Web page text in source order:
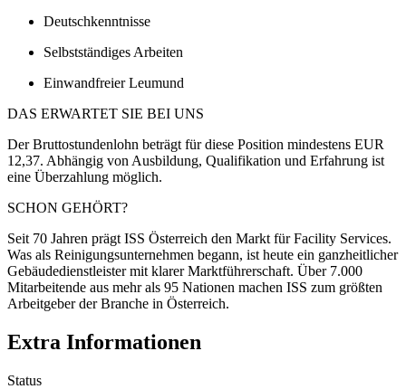
Deutschkenntnisse
Selbstständiges Arbeiten
Einwandfreier Leumund
DAS ERWARTET SIE BEI UNS
Der Bruttostundenlohn beträgt für diese Position mindestens EUR
12,37. Abhängig von Ausbildung, Qualifikation und Erfahrung ist
eine Überzahlung möglich.
SCHON GEHÖRT?
Seit 70 Jahren prägt ISS Österreich den Markt für Facility Services.
Was als Reinigungsunternehmen begann, ist heute ein ganzheitlicher
Gebäudedienstleister mit klarer Marktführerschaft. Über 7.000
Mitarbeitende aus mehr als 95 Nationen machen ISS zum größten
Arbeitgeber der Branche in Österreich.
Extra Informationen
Status